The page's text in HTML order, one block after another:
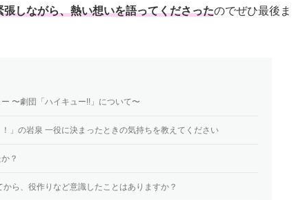
張しながら、熱い想いを語ってくださったのでぜひ最後ま
〜劇団「ハイキュー!!」について〜
」の岩泉 一役に決まったときの気持ちを教えてください
？
ら、役作りなど意識したことはありますか？